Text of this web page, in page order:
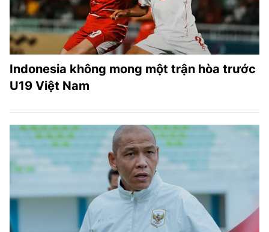
Indonesia không mong một trận hòa trước
U19 Việt Nam